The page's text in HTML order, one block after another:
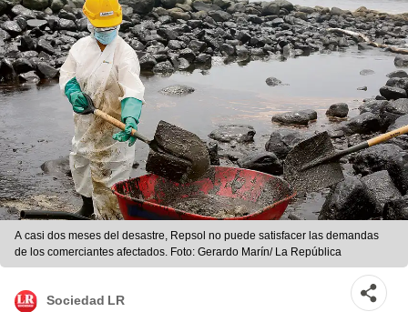
A casi dos meses del desastre, Repsol no puede satisfacer las demandas
de los comerciantes afectados. Foto: Gerardo Marín/ La República
Sociedad LR